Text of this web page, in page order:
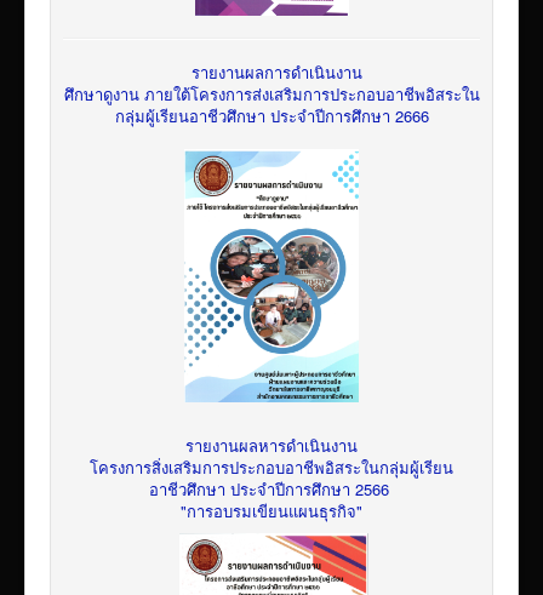
รายงานผลการดำเนินงาน
ศึกษาดูงาน ภายใต้โครงการส่งเสริมการประกอบอาชีพอิสระใน
กลุ่มผู้เรียนอาชีวศึกษา ประจำปีการศึกษา 2666
รายงานผลหารดำเนินงาน
โครงการสิ่งเสริมการประกอบอาชีพอิสระในกลุ่มผู้เรียน
อาชีวศึกษา ประจำปีการศึกษา 2566
"การอบรมเขียนแผนธุรกิจ"